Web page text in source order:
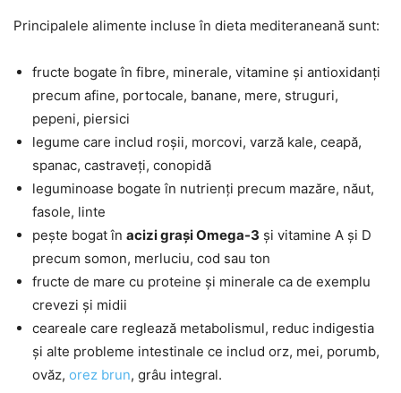
Principalele alimente incluse în dieta mediteraneană sunt:
fructe bogate în fibre, minerale, vitamine și antioxidanți
precum afine, portocale, banane, mere, struguri,
pepeni, piersici
legume care includ roșii, morcovi, varză kale, ceapă,
spanac, castraveți, conopidă
leguminoase bogate în nutrienți precum mazăre, năut,
fasole, linte
pește bogat în acizi grași Omega-3 și vitamine A și D
precum somon, merluciu, cod sau ton
fructe de mare cu proteine și minerale ca de exemplu
crevezi și midii
ceareale care reglează metabolismul, reduc indigestia
și alte probleme intestinale ce includ orz, mei, porumb,
ovăz, orez brun, grâu integral.